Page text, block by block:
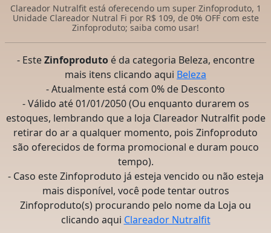
Clareador Nutralfit está oferecendo um super Zinfoproduto, 1
Unidade Clareador Nutral Fi por R$ 109, de 0% OFF com este
Zinfoproduto; saiba como usar!
- EsteZinfoprodutoé da categoria Beleza, encontre
mais itens clicando aqui Beleza
- Atualmente está com 0% de Desconto
- Válido até 01/01/2050 (Ou enquanto durarem os
estoques, lembrando que a loja Clareador Nutralfit pode
retirar do ar a qualquer momento, pois Zinfoproduto
são oferecidos de forma promocional e duram pouco
tempo).
- Caso este Zinfoproduto já esteja vencido ou não esteja
mais disponível, você pode tentar outros
Zinfoproduto(s) procurando pelo nome da Loja ou
clicando aqui Clareador Nutralfit